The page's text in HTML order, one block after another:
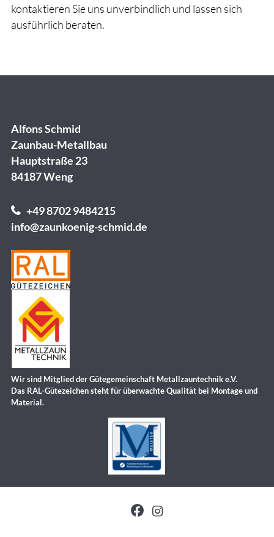
kontaktieren Sie uns unverbindlich und lassen sich
ausführlich beraten.
Alfons Schmid
Zaunbau-Metallbau
Hauptstraße 23
84187 Weng
+49 8702 9484215
info@zaunkoenig-schmid.de
Wir sind Mitglied der Gütegemeinschaft Metallzauntechnik e.V.
Das RAL-Gütezeichen steht für überwachte Qualität bei Montage und
Material.
 